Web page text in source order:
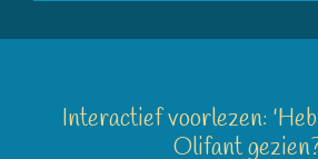
Interactief voorlezen:
Olifant